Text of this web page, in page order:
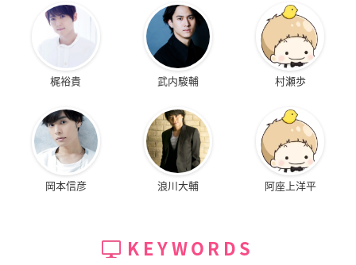
梶裕貴 武内駿輔 村瀬歩
岡本信彦 浪川大輔 阿座上洋平
KEYWORDS